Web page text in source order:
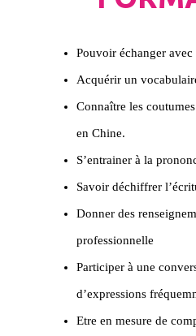
Pouvoir échanger
Acquérir un
Connaître les
en Chine.
S’entrainer à la
Savoir déchiffrer
Donner des
professionnelle
Participer à une
d’expressions
Etre en mesure de